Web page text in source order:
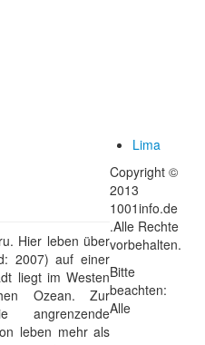
Hier leben über
2007) auf einer
liegt im Westen
Ozean. Zur
angrenzende
leben mehr als
Lima
Copyright ©
2013
1001info.de
.Alle Rechte
vorbehalten.
Bitte
beachten:
Alle